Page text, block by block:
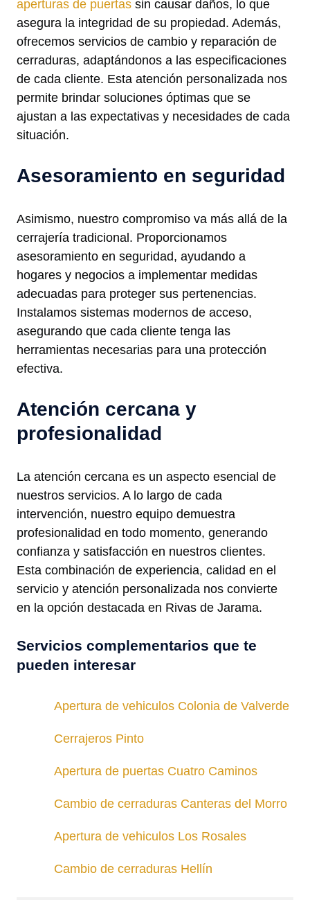
aperturas de puertas sin causar daños, lo que
asegura la integridad de su propiedad. Además,
ofrecemos servicios de cambio y reparación de
cerraduras, adaptándonos a las especificaciones
de cada cliente. Esta atención personalizada nos
permite brindar soluciones óptimas que se
ajustan a las expectativas y necesidades de cada
situación.
Asesoramiento en seguridad
Asimismo, nuestro compromiso va más allá de la
cerrajería tradicional. Proporcionamos
asesoramiento en seguridad, ayudando a
hogares y negocios a implementar medidas
adecuadas para proteger sus pertenencias.
Instalamos sistemas modernos de acceso,
asegurando que cada cliente tenga las
herramientas necesarias para una protección
efectiva.
Atención cercana y
profesionalidad
La atención cercana es un aspecto esencial de
nuestros servicios. A lo largo de cada
intervención, nuestro equipo demuestra
profesionalidad en todo momento, generando
confianza y satisfacción en nuestros clientes.
Esta combinación de experiencia, calidad en el
servicio y atención personalizada nos convierte
en la opción destacada en Rivas de Jarama.
Servicios complementarios que te
pueden interesar
Apertura de vehiculos Colonia de Valverde
Cerrajeros Pinto
Apertura de puertas Cuatro Caminos
Cambio de cerraduras Canteras del Morro
Apertura de vehiculos Los Rosales
Cambio de cerraduras Hellín